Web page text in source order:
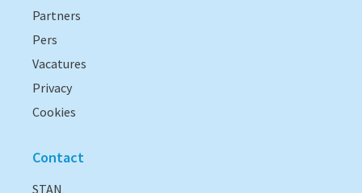
Partners
Pers
Vacatures
Privacy
Cookies
Contact
STAN